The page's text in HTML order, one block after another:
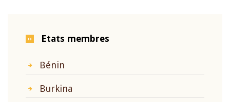
Etats membres
Bénin
Burkina